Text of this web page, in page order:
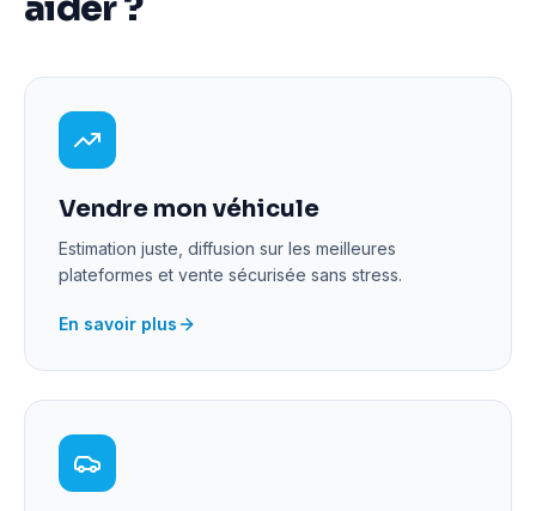
Vendre mon véhicule
Estimation juste, diffusion sur les meilleures
plateformes et vente sécurisée sans stress.
En savoir plus